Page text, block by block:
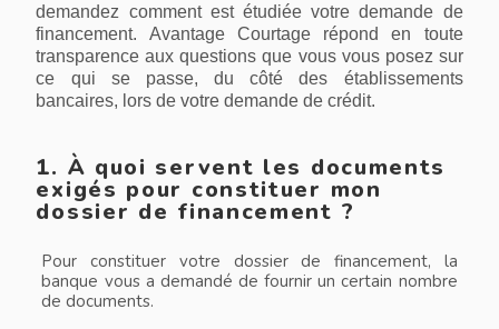
demandez comment est étudiée votre demande de
financement. Avantage Courtage répond en toute
transparence aux questions que vous vous posez sur
ce qui se passe, du côté des établissements
bancaires, lors de votre demande de crédit.
1. À quoi servent les documents
exigés pour constituer mon
dossier de financement ?
Pour constituer votre dossier de financement, la
banque vous a demandé de fournir un certain nombre
de documents.